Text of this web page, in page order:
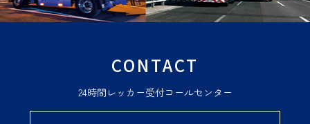
CONTACT
24時間レッカー受付コールセンター